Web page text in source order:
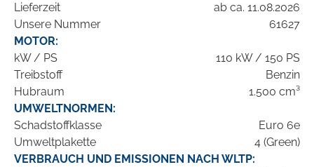
Lieferzeit
ab ca. 11.08.2026
Unsere Nummer
61627
MOTOR:
kW / PS
110 kW / 150 PS
Treibstoff
Benzin
Hubraum
1.500 cm³
UMWELTNORMEN:
Schadstoffklasse
Euro 6e
Umweltplakette
4 (Green)
VERBRAUCH UND EMISSIONEN NACH WLTP: